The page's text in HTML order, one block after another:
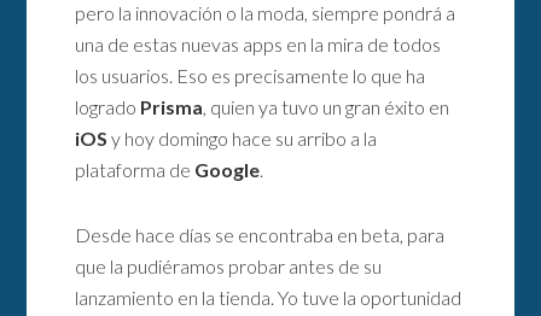
pero la innovación o la moda, siempre pondrá a
una de estas nuevas apps en la mira de todos
los usuarios. Eso es precisamente lo que ha
logrado Prisma, quien ya tuvo un gran éxito en
iOS y hoy domingo hace su arribo a la
plataforma de Google.
Desde hace días se encontraba en beta, para
que la pudiéramos probar antes de su
lanzamiento en la tienda. Yo tuve la oportunidad